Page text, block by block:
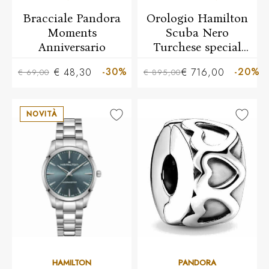
Bracciale Pandora
Moments
Anniversario
€ 69,00 € 48,30 -30%
Orologio Hamilton
Scuba Nero
Turchese special
€ 895,00€ 716,00 -20%
NOVITÀ
HAMILTON PANDORA